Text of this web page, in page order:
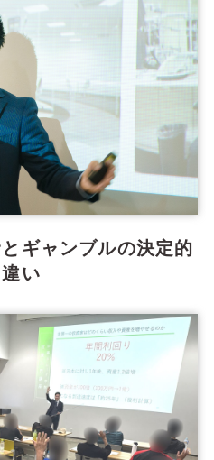
ギャンブルの決定的
い